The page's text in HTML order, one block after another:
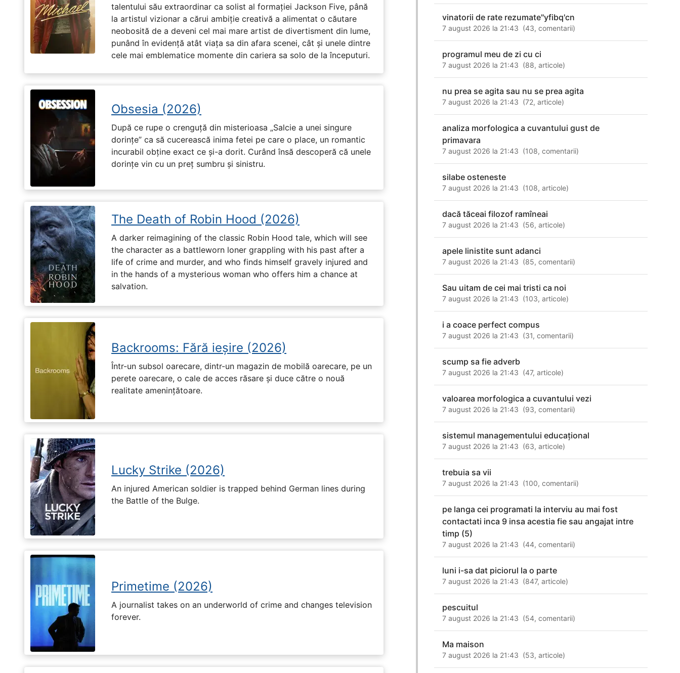
talentului său extraordinar ca solist al formației Jackson Five, până
la artistul vizionar a cărui ambiție creativă a alimentat o căutare
neobosită de a deveni cel mai mare artist de divertisment din lume,
punând în evidență atât viața sa din afara scenei, cât și unele dintre
cele mai emblematice momente din cariera sa solo de la începuturi.
Obsesia (2026)
După ce rupe o crenguță din misterioasa „Salcie a unei singure
dorințe” ca să cucerească inima fetei pe care o place, un romantic
incurabil obține exact ce și-a dorit. Curând însă descoperă că unele
dorințe vin cu un preț sumbru și sinistru.
The Death of Robin Hood (2026)
A darker reimagining of the classic Robin Hood tale, which will see
the character as a battleworn loner grappling with his past after a
life of crime and murder, and who finds himself gravely injured and
in the hands of a mysterious woman who offers him a chance at
salvation.
Backrooms: Fără ieșire (2026)
Într-un subsol oarecare, dintr-un magazin de mobilă oarecare, pe un
perete oarecare, o cale de acces răsare și duce către o nouă
realitate amenințătoare.
Lucky Strike (2026)
An injured American soldier is trapped behind German lines during
the Battle of the Bulge.
Primetime (2026)
A journalist takes on an underworld of crime and changes television
forever.
vinatorii de rate rezumate"yfibq'cn
7 august 2026 la 21:43 (43,comentarii)
programul meu de zi cu ci
7 august 2026 la 21:43 (88,articole)
nu prea se agita sau nu se prea agita
7 august 2026 la 21:43 (72,articole)
analiza morfologica a cuvantului gust de
primavara
7 august 2026 la 21:43 (108,comentarii)
silabe osteneste
7 august 2026 la 21:43 (108,articole)
dacă tăceai filozof ramîneai
7 august 2026 la 21:43 (56,articole)
apele linistite sunt adanci
7 august 2026 la 21:43 (85,comentarii)
Sau uitam de cei mai tristi ca noi
7 august 2026 la 21:43 (103,articole)
i a coace perfect compus
7 august 2026 la 21:43 (31,comentarii)
scump sa fie adverb
7 august 2026 la 21:43 (47,articole)
valoarea morfologica a cuvantului vezi
7 august 2026 la 21:43 (93,comentarii)
sistemul managementului educaţional
7 august 2026 la 21:43 (63,articole)
trebuia sa vii
7 august 2026 la 21:43 (100,comentarii)
pe langa cei programati la interviu au mai fost
contactati inca 9 insa acestia fie sau angajat intre
timp (5)
7 august 2026 la 21:43 (44,comentarii)
luni i-sa dat piciorul la o parte
7 august 2026 la 21:43 (847,articole)
pescuitul
7 august 2026 la 21:43 (54,comentarii)
Ma maison
7 august 2026 la 21:43 (53,articole)